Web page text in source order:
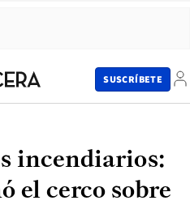
SUSCRÍBETE
incendiarios:
el cerco sobre